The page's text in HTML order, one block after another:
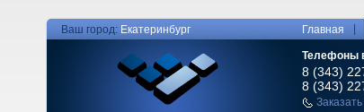
Ваш город: Екатеринбург Главная
Телефоны
8 (343)
8 (343)